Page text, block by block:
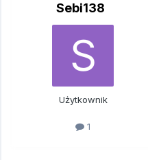
Sebi138
Użytkownik
1